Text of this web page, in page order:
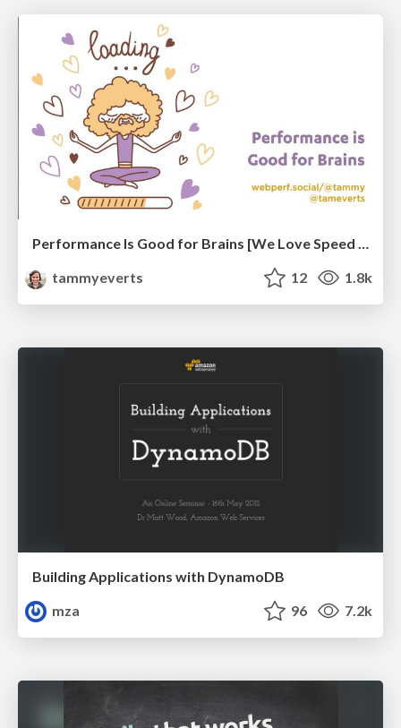
Performance Is Good for Brains [We Love Speed 2024]
tammyeverts
12 1.8k
Building Applications with DynamoDB
mza
96 7.2k